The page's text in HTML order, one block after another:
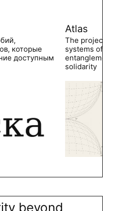
которые
доступным
Atlas
The project
systems of
solidarity
beyond